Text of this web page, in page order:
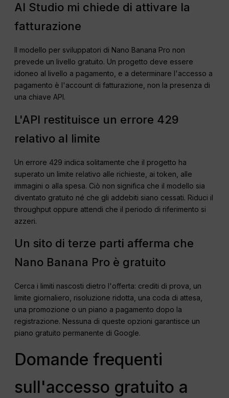
AI Studio mi chiede di attivare la
fatturazione
Il modello per sviluppatori di Nano Banana Pro non
prevede un livello gratuito. Un progetto deve essere
idoneo al livello a pagamento, e a determinare l'accesso a
pagamento è l'account di fatturazione, non la presenza di
una chiave API.
L'API restituisce un errore 429
relativo al limite
Un errore 429 indica solitamente che il progetto ha
superato un limite relativo alle richieste, ai token, alle
immagini o alla spesa. Ciò non significa che il modello sia
diventato gratuito né che gli addebiti siano cessati. Riduci il
throughput oppure attendi che il periodo di riferimento si
azzeri.
Un sito di terze parti afferma che
Nano Banana Pro è gratuito
Cerca i limiti nascosti dietro l'offerta: crediti di prova, un
limite giornaliero, risoluzione ridotta, una coda di attesa,
una promozione o un piano a pagamento dopo la
registrazione. Nessuna di queste opzioni garantisce un
piano gratuito permanente di Google.
Domande frequenti
sull'accesso gratuito a